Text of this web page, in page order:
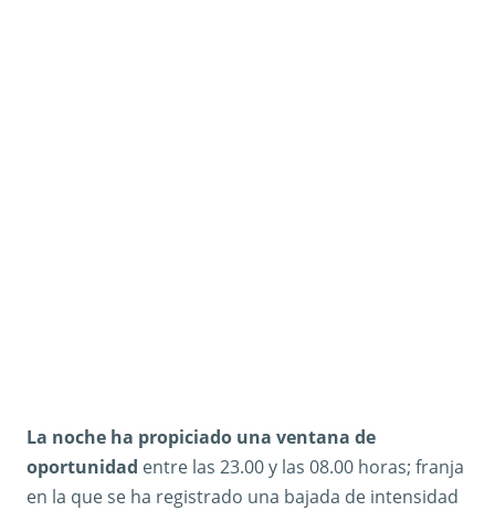
La noche ha propiciado una ventana de
oportunidad entre las 23.00 y las 08.00 horas; franja
en la que se ha registrado una bajada de intensidad